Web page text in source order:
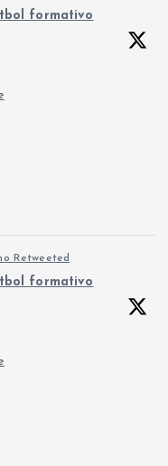
formativo
Retweeted
formativo